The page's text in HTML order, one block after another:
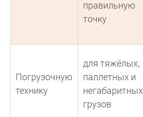
правильную
точку
Погрузочную
технику
для тяжёлых,
паллетных и
негабаритных
грузов